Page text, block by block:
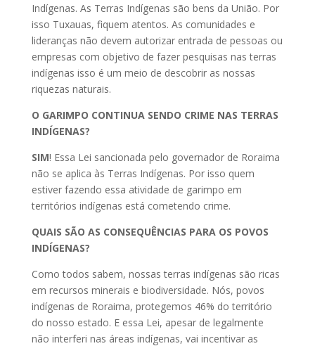
Indígenas. As Terras Indígenas são bens da União. Por
isso Tuxauas, fiquem atentos. As comunidades e
lideranças não devem autorizar entrada de pessoas ou
empresas com objetivo de fazer pesquisas nas terras
indígenas isso é um meio de descobrir as nossas
riquezas naturais.
O GARIMPO CONTINUA SENDO CRIME NAS TERRAS
INDÍGENAS?
SIM! Essa Lei sancionada pelo governador de Roraima
não se aplica às Terras Indígenas. Por isso quem
estiver fazendo essa atividade de garimpo em
territórios indígenas está cometendo crime.
QUAIS SÃO AS CONSEQUÊNCIAS PARA OS POVOS
INDÍGENAS?
Como todos sabem, nossas terras indígenas são ricas
em recursos minerais e biodiversidade. Nós, povos
indígenas de Roraima, protegemos 46% do território
do nosso estado. E essa Lei, apesar de legalmente
não interferi nas áreas indígenas, vai incentivar as